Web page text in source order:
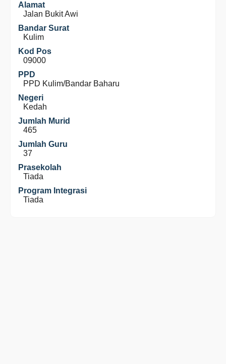
Alamat
Jalan Bukit Awi
Bandar Surat
Kulim
Kod Pos
09000
PPD
PPD Kulim/Bandar Baharu
Negeri
Kedah
Jumlah Murid
465
Jumlah Guru
37
Prasekolah
Tiada
Program Integrasi
Tiada